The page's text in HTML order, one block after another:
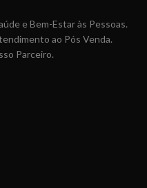
e Bem-Estar às Pessoas.
ao Pós Venda.
Parceiro.